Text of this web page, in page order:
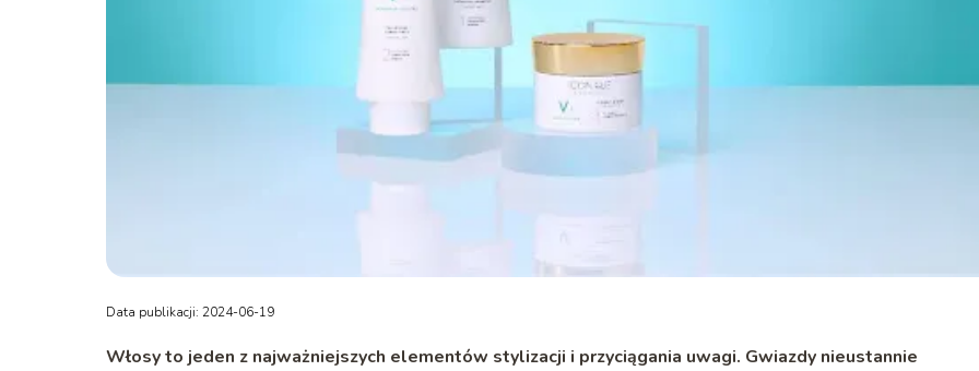
Data publikacji: 2024-06-19
Włosy to jeden z najważniejszych elementów stylizacji i przyciągania uwagi. Gwiazdy nieustannie